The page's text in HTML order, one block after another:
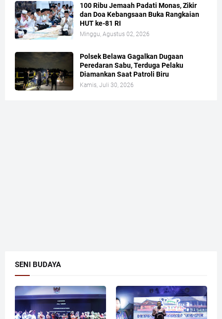
100 Ribu Jemaah Padati Monas, Zikir
dan Doa Kebangsaan Buka Rangkaian
HUT ke-81 RI
Minggu, Agustus 02, 2026
Polsek Belawa Gagalkan Dugaan
Peredaran Sabu, Terduga Pelaku
Diamankan Saat Patroli Biru
Kamis, Juli 30, 2026
SENI BUDAYA